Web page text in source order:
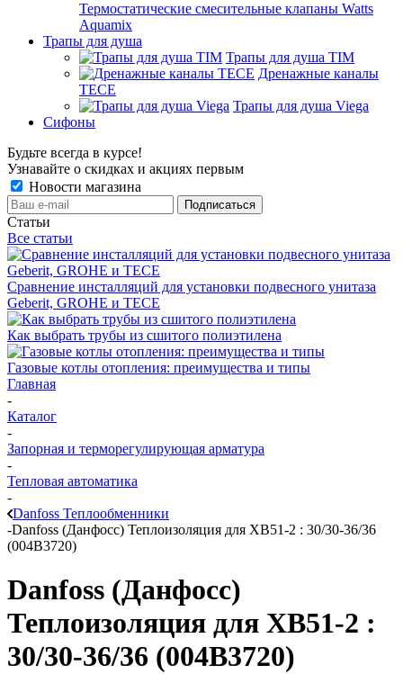
Термостатические смесительные клапаны Watts
Aquamix
Трапы для душа
Трапы для душа TIM
Дренажные каналы
TECE
Трапы для душа Viega
Сифоны
Будьте всегда в курсе!
Узнавайте о скидках и акциях первым
Новости магазина
Статьи
Все статьи
Сравнение инсталляций для установки подвесного унитаза
Geberit, GROHE и TECE
Как выбрать трубы из сшитого полиэтилена
Газовые котлы отопления: преимущества и типы
Главная
-
Каталог
-
Запорная и терморегулирующая арматура
-
Тепловая автоматика
-
Danfoss Теплообменники
-Danfoss (Данфосс) Теплоизоляция для XB51-2 : 30/30-36/36
(004B3720)
Danfoss (Данфосс)
Теплоизоляция для XB51-2 :
30/30-36/36 (004B3720)